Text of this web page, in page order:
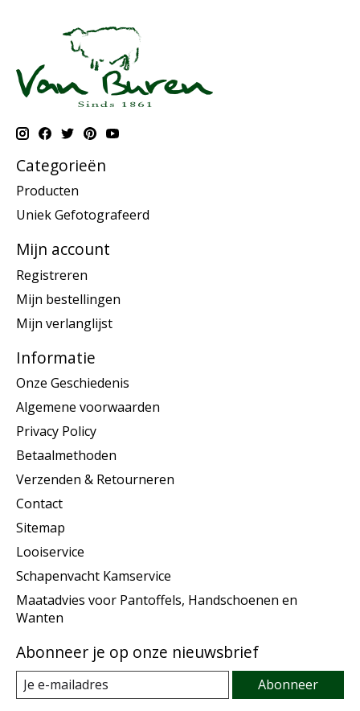
Categorieën
Producten
Uniek Gefotografeerd
Mijn account
Registreren
Mijn bestellingen
Mijn verlanglijst
Informatie
Onze Geschiedenis
Algemene voorwaarden
Privacy Policy
Betaalmethoden
Verzenden & Retourneren
Contact
Sitemap
Looiservice
Schapenvacht Kamservice
Maatadvies voor Pantoffels, Handschoenen en
Wanten
Abonneer je op onze nieuwsbrief
Abonneer